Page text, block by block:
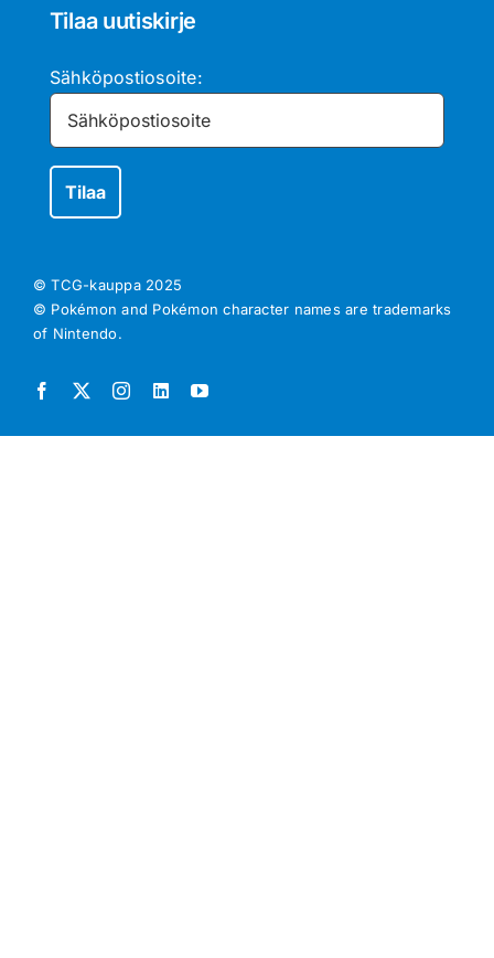
Tilaa uutiskirje
Sähköpostiosoite:
© TCG-kauppa 2025
© Pokémon and Pokémon character names are trademarks
of Nintendo.